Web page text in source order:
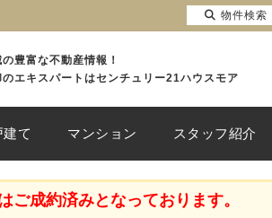
豊富な不動産情報！
エキスパートはセンチュリー21ハウスモア
て マンション スタッフ紹介
ご成約済みとなっております。
物件検索